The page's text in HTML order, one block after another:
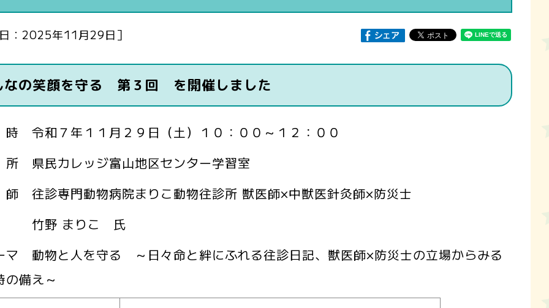
：2025年11月29日］
なの笑顔を守る 第３回 を開催しました
令和７年１１月２９日（土）１０：００～１２：００
県民カレッジ富山地区センター学習室
往診専門動物病院まりこ動物往診所 獣医師×中獣医針灸師×防災士
まりこ 氏
マ 動物と人を守る ～日々命と絆にふれる往診日記、獣医師×防災士の立場からみる
の備え～